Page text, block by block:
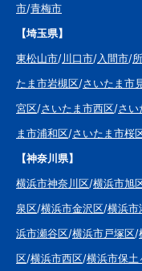
市/青梅市
【埼玉県】
東松山市/川口市/入間市/
たま市岩槻区/さいたま市
宮区/さいたま市西区/さい
ま市浦和区/さいたま市桜
【神奈川県】
横浜市神奈川区/横浜市旭
泉区/横浜市金沢区/横浜市
浜市瀬谷区/横浜市戸塚区/
区/横浜市西区/横浜市保土